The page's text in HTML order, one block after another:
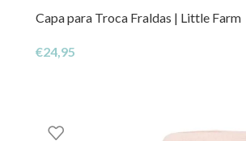
Capa para Troca Fraldas | Little Farm
€24,95